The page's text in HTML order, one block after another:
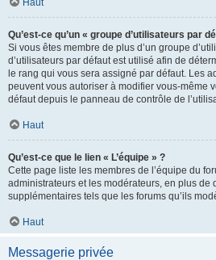
Haut
Qu’est-ce qu’un « groupe d’utilisateurs par
Si vous êtes membre de plus d’un groupe
d’utilisateurs par défaut est utilisé afin de
le rang qui vous sera assigné par défaut. Les
peuvent vous autoriser à modifier vous-même
défaut depuis le panneau de contrôle de
Haut
Qu’est-ce que le lien « L’équipe » ?
Cette page liste les membres de l’équipe du
administrateurs et les modérateurs, en plus de
supplémentaires tels que les forums qu’ils
Haut
Messagerie privée